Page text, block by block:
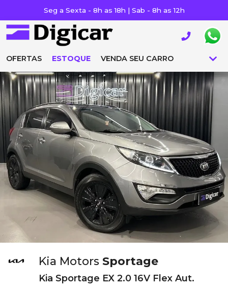
Seg a Sexta - 8h as 18h | Sab - 8h as 12h
OFERTAS ESTOQUE VENDA SEU CARRO
Kia Motors Sportage
Kia Sportage EX 2.0 16V Flex Aut.